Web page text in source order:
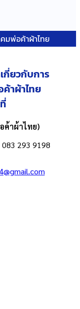
มพ่อค้าผ้าไทย
กี่ยวกับการ
าผ้าไทย
าผ้าไทย)
293 9198